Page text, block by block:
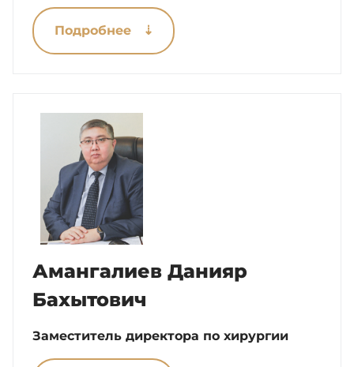
Medical tourism
Контакты
Версия для слабовидящих
Подробнее ⇣
Амангалиев Данияр
Бахытович
Заместитель директора по хирургии